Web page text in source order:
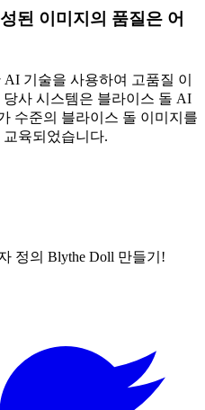
된 이미지의 품질은 어
기술을 사용하여 고품질 이
사 시스템은 블라이스 돌 AI
수준의 블라이스 돌 이미지를
육되었습니다.
정의 Blythe Doll 만들기!